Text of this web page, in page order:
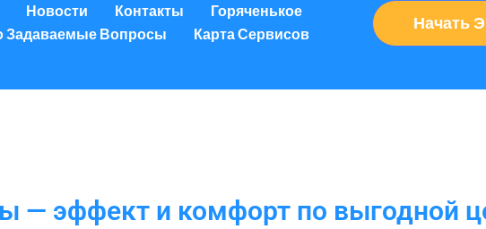
Новости Контакты
Горяченькое
Задаваемые Вопросы
Карта Сервисов
Начать
— эффект и комфорт по выгодной